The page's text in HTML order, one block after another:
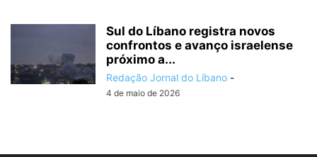
Sul do Líbano registra novos
confrontos e avanço israelense
próximo a...
Redação Jornal do Líbano -
4 de maio de 2026